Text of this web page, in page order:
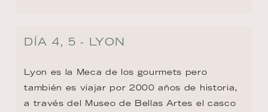
DÍA 4, 5 - LYON
Lyon es la Meca de los gourmets pero
también es viajar por 2000 años de historia,
a través del Museo de Bellas Artes el casco